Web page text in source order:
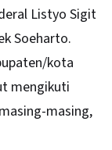
Listyo Sigit
Soeharto.
kota
mengikuti
masing,